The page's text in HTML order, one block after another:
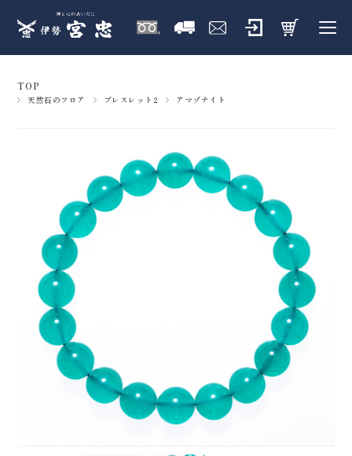
TOP
天然石のフロア ブレスレット2 アマゾナイト